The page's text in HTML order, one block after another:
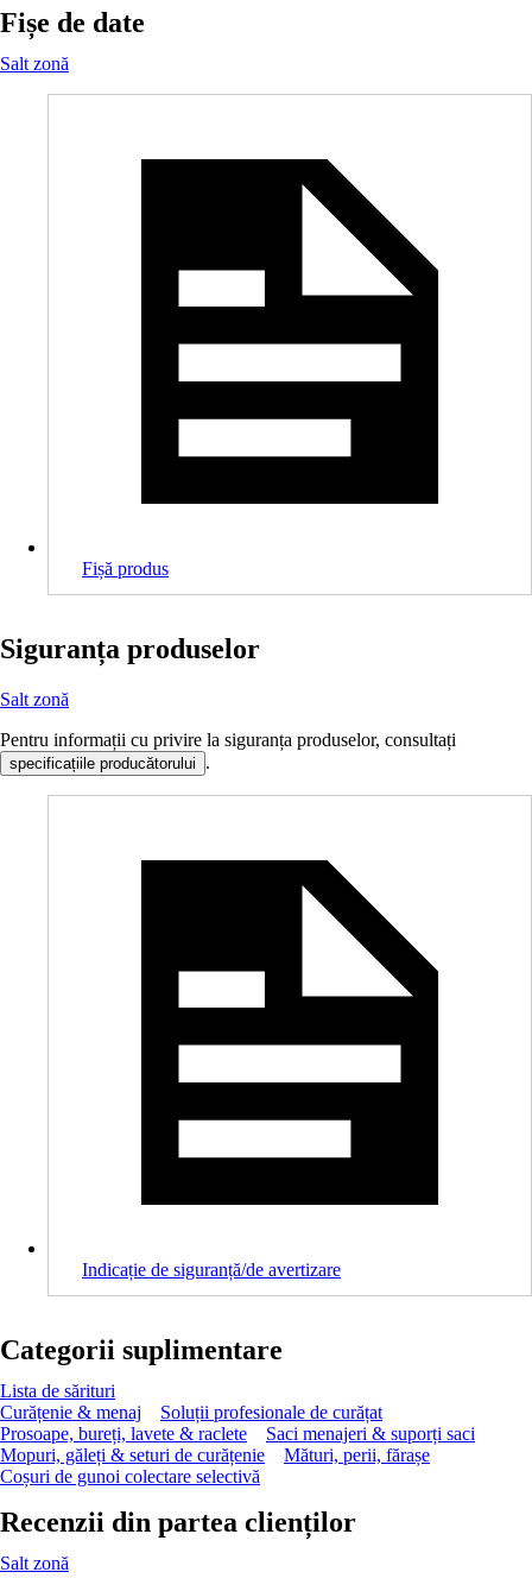
Fișe de date
Salt zonă
Fișă produs
Siguranța produselor
Salt zonă
Pentru informații cu privire la siguranța produselor, consultați
specificațiile producătorului .
Indicație de siguranță/de avertizare
Categorii suplimentare
Lista de sărituri
Curățenie & menaj
Soluții profesionale de curățat
Prosoape, bureți, lavete & raclete
Saci menajeri & suporți saci
Mopuri, găleți & seturi de curățenie
Mături, perii, fărașe
Coșuri de gunoi colectare selectivă
Recenzii din partea clienților
Salt zonă